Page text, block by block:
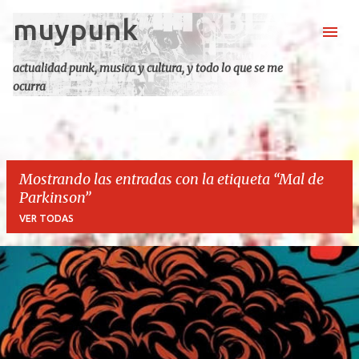
Ir al contenido principal
muypunk
actualidad punk, musica y cultura, y todo lo que se me
ocurra
Mostrando las entradas con la etiqueta Mal de
Parkinson
VER TODAS
E
t
r